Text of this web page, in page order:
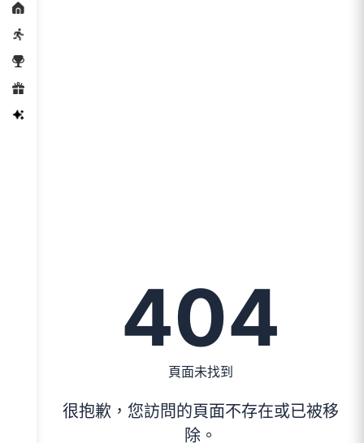
404
頁面未找到
很抱歉，您訪問的頁面不存在或已被移
除。